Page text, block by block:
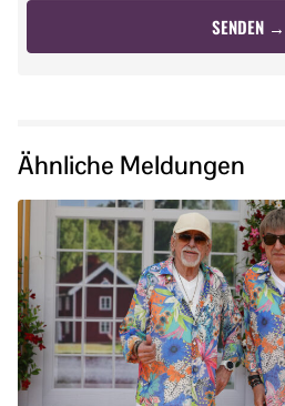
Ähnliche Meldungen